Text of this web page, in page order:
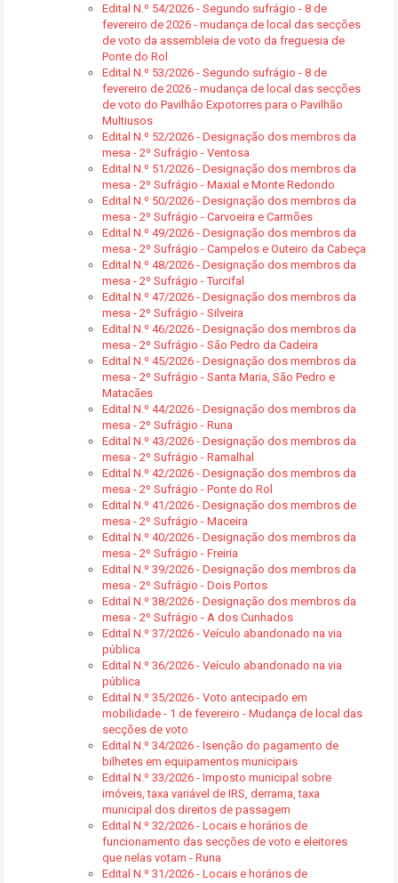
Edital N.º 54/2026 - Segundo sufrágio - 8 de
fevereiro de 2026 - mudança de local das secções
de voto da assembleia de voto da freguesia de
Ponte do Rol
Edital N.º 53/2026 - Segundo sufrágio - 8 de
fevereiro de 2026 - mudança de local das secções
de voto do Pavilhão Expotorres para o Pavilhão
Multiusos
Edital N.º 52/2026 - Designação dos membros da
mesa - 2º Sufrágio - Ventosa
Edital N.º 51/2026 - Designação dos membros da
mesa - 2º Sufrágio - Maxial e Monte Redondo
Edital N.º 50/2026 - Designação dos membros da
mesa - 2º Sufrágio - Carvoeira e Carmões
Edital N.º 49/2026 - Designação dos membros da
mesa - 2º Sufrágio - Campelos e Outeiro da Cabeça
Edital N.º 48/2026 - Designação dos membros da
mesa - 2º Sufrágio - Turcifal
Edital N.º 47/2026 - Designação dos membros da
mesa - 2º Sufrágio - Silveira
Edital N.º 46/2026 - Designação dos membros da
mesa - 2º Sufrágio - São Pedro da Cadeira
Edital N.º 45/2026 - Designação dos membros da
mesa - 2º Sufrágio - Santa Maria, São Pedro e
Matacães
Edital N.º 44/2026 - Designação dos membros da
mesa - 2º Sufrágio - Runa
Edital N.º 43/2026 - Designação dos membros da
mesa - 2º Sufrágio - Ramalhal
Edital N.º 42/2026 - Designação dos membros da
mesa - 2º Sufrágio - Ponte do Rol
Edital N.º 41/2026 - Designação dos membros de
mesa - 2º Sufrágio - Maceira
Edital N.º 40/2026 - Designação dos membros da
mesa - 2º Sufrágio - Freiria
Edital N.º 39/2026 - Designação dos membros da
mesa - 2º Sufrágio - Dois Portos
Edital N.º 38/2026 - Designação dos membros da
mesa - 2º Sufrágio - A dos Cunhados
Edital N.º 37/2026 - Veículo abandonado na via
pública
Edital N.º 36/2026 - Veículo abandonado na via
pública
Edital N.º 35/2026 - Voto antecipado em
mobilidade - 1 de fevereiro - Mudança de local das
secções de voto
Edital N.º 34/2026 - Isenção do pagamento de
bilhetes em equipamentos municipais
Edital N.º 33/2026 - Imposto municipal sobre
imóveis, taxa variável de IRS, derrama, taxa
municipal dos direitos de passagem
Edital N.º 32/2026 - Locais e horários de
funcionamento das secções de voto e eleitores
que nelas votam - Runa
Edital N.º 31/2026 - Locais e horários de